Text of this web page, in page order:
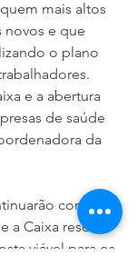
mais altos
novos e que
o plano
e a abertura
de saúde
da
com as
a Caixa resolva
viável para os